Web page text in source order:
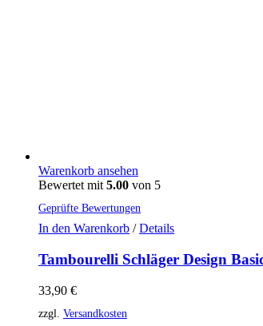
Warenkorb ansehen
Bewertet mit 5.00 von 5
Geprüfte Bewertungen
In den Warenkorb / Details
Tambourelli Schläger Design
33,90 €
zzgl. Versandkosten